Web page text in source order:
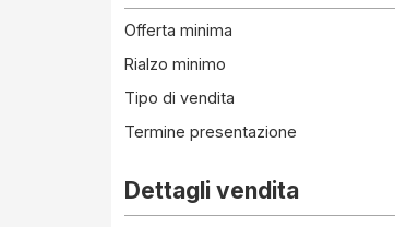
Offerta minima
Rialzo minimo
Tipo di vendita
Termine presentazione
Dettagli vendita